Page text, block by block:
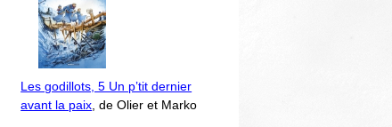
Les godillots, 5 Un p’tit dernier
avant la paix , de Olier et Marko